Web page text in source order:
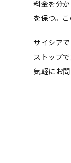
料金を分
を保つ。
サイシア
ストップ
気軽に お